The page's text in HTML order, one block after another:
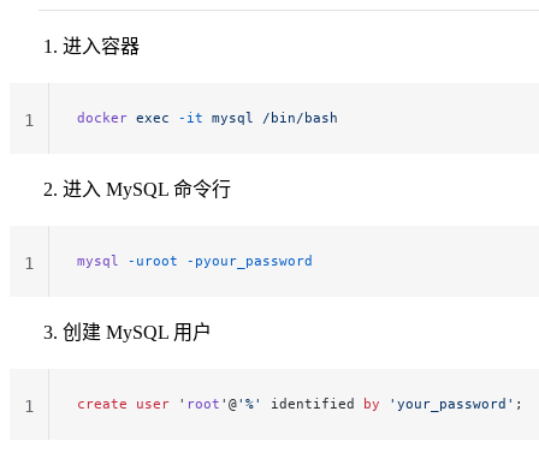
进入容器
docker exec -it mysql /bin/bash
1
进入 MySQL 命令行
mysql -uroot -pyour_password
1
创建 MySQL 用户
create user ' root '@'%' identified by 'your_password' ;
1